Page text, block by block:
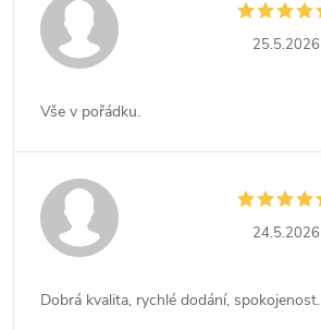
25.5.2026
Vše v pořádku.
24.5.2026
Dobrá kvalita, rychlé dodání, spokojenost.